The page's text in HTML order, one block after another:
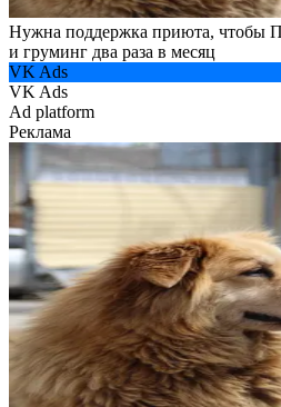
Нужна поддержка приюта, чтобы
и груминг два раза в месяц
VK Ads
VK Ads
Ad platform
Реклама